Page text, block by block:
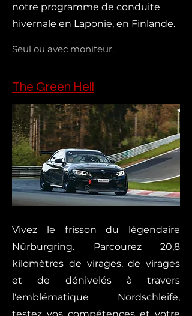
notre programme de conduite
hivernale en Laponie, en Finlande.
Seul ou avec moniteur.
The Green Hell
Vivez le frisson du légendaire
Nürburgring. Parcourez 20,8
kilomètres de virages, de virages
et de dénivelés à travers
l'emblématique Nordschleife,